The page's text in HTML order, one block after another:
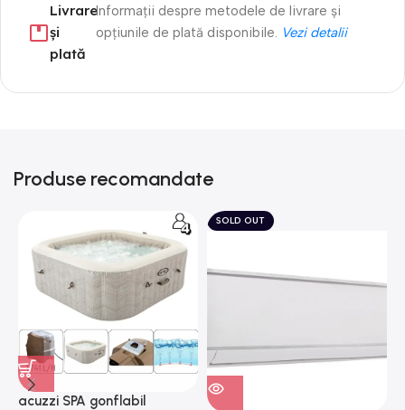
Livrare
și
plată
Informații despre metodele de livrare și
opțiunile de plată disponibile. Vezi detalii
Produse recomandate
acuzzi SPA gonflabil
SOLD OUT